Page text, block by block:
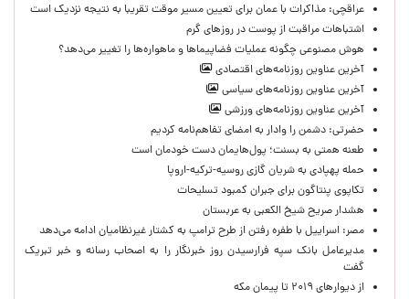
عراقچی: مذاکرات با عمان برای تعیین مسیر موقت تقریبا به نتیجه نزدیک است
اشتباهات مراقبت از پوست در روزهای گرم
هوش مصنوعی چگونه عملیات فضاپیماها و ماهواره‌ها را تغییر می‌دهد؟
آخرین عناوین روزنامه‌های اقتصادی
آخرین عناوین روزنامه‌های سیاسی
آخرین عناوین روزنامه‌های ورزشی
حضرتی: دشمن را وادار به امضای تفاهم‌نامه کردیم
طعنه همتی به بسنت؛ پول‌هایمان دست خودمان است
حمله پهپادی به شریان گازی روسیه-ترکیه-اروپا
تکاپوی پنتاگون برای جبران کمبود تسلیحات
هشدار صریح شیخ الکعبی به عربستان
مصر: اسراییل با طفره رفتن از طرح ترامپ به کشتار غیرنظامیان ادامه می‌دهد
مدیرعامل بانک سپه فرارسیدن روز خبرنگار را به اصحاب رسانه و خبر تبریک
گفت
از دیوارهای ۲۰۱۹ تا پیمان مکه